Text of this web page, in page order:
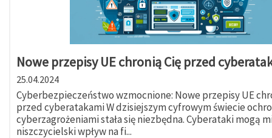
Nowe przepisy UE chronią Cię przed
25.04.2024
Cyberbezpieczeństwo wzmocnione: Nowe przepisy UE
przed cyberatakami W dzisiejszym cyfrowym świecie
cyberzagrożeniami stała się niezbędna. Cyberataki mogą
niszczycielski wpływ na fi...